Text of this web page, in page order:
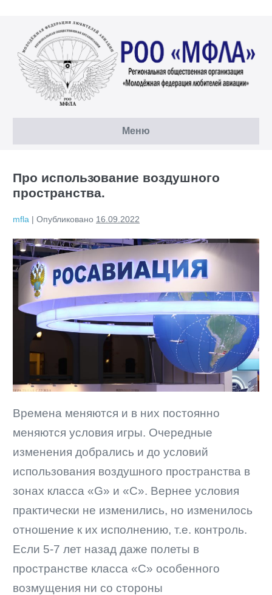
содержимому
Меню
Про использование воздушного
пространства.
mfla | Опубликовано 16.09.2022
Времена меняются и в них постоянно
меняются условия игры. Очередные
изменения добрались и до условий
использования воздушного пространства в
зонах класса «G» и «С». Вернее условия
практически не изменились, но изменилось
отношение к их исполнению, т.е. контроль.
Если 5-7 лет назад даже полеты в
пространстве класса «С» особенного
возмущения ни со стороны